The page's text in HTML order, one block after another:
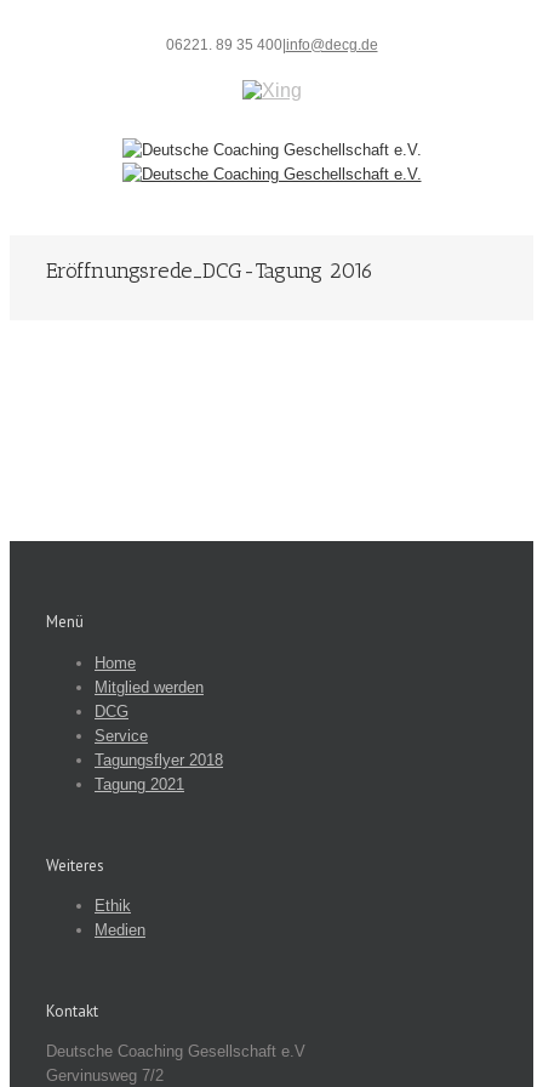
06221. 89 35 400| info@decg.de
Eröffnungsrede_DCG-Tagung 2016
Menü
Home
Mitglied werden
DCG
Service
Tagungsflyer 2018
Tagung 2021
Weiteres
Ethik
Medien
Kontakt
Deutsche Coaching Gesellschaft e.V
Gervinusweg 7/2